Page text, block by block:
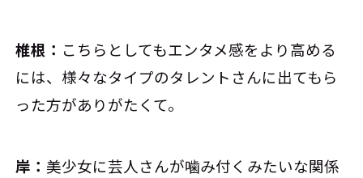
椎根： こちらとしてもエンタメ感をより高める
には、様々なタイプのタレントさんに出てもら
った方がありがたくて。
岸： 美少女に芸人さんが噛み付くみたいな関係